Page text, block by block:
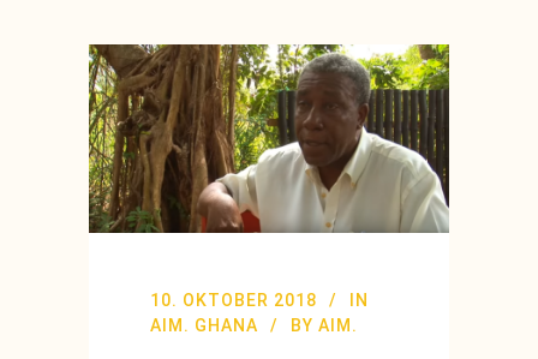
10. OKTOBER 2018
IN
AIM. GHANA
BY AIM.